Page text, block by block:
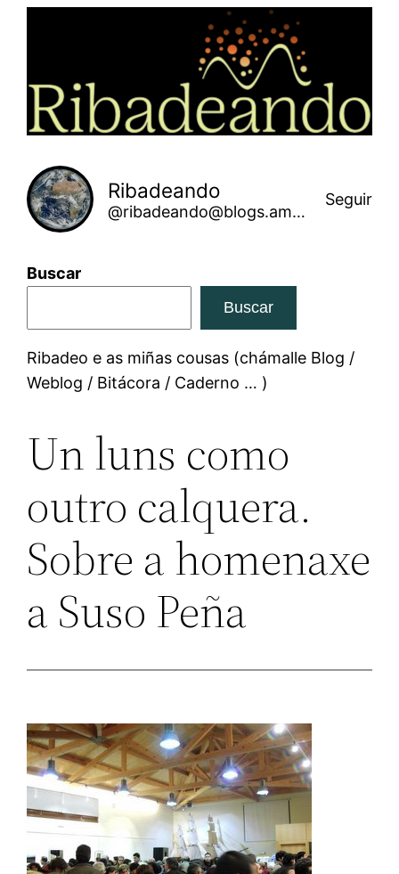
Ribadeando
@ribadeando@blogs.amarinha.gal
Seguir
Buscar
Buscar
Ribadeo e as miñas cousas (chámalle Blog /
Weblog / Bitácora / Caderno … )
Un luns como
outro calquera.
Sobre a homenaxe
a Suso Peña